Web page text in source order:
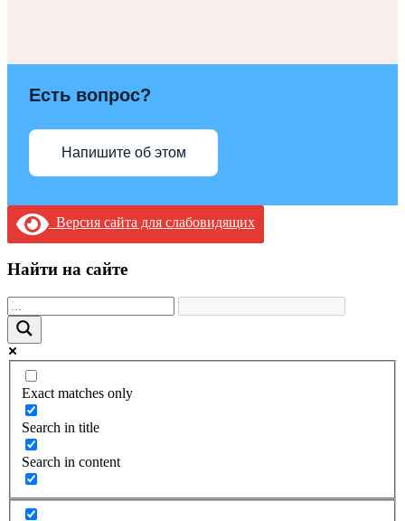
Есть вопрос?
Напишите об этом
Версия сайта для слабовидящих
Найти на сайте
Exact matches only
Search in title
Search in content